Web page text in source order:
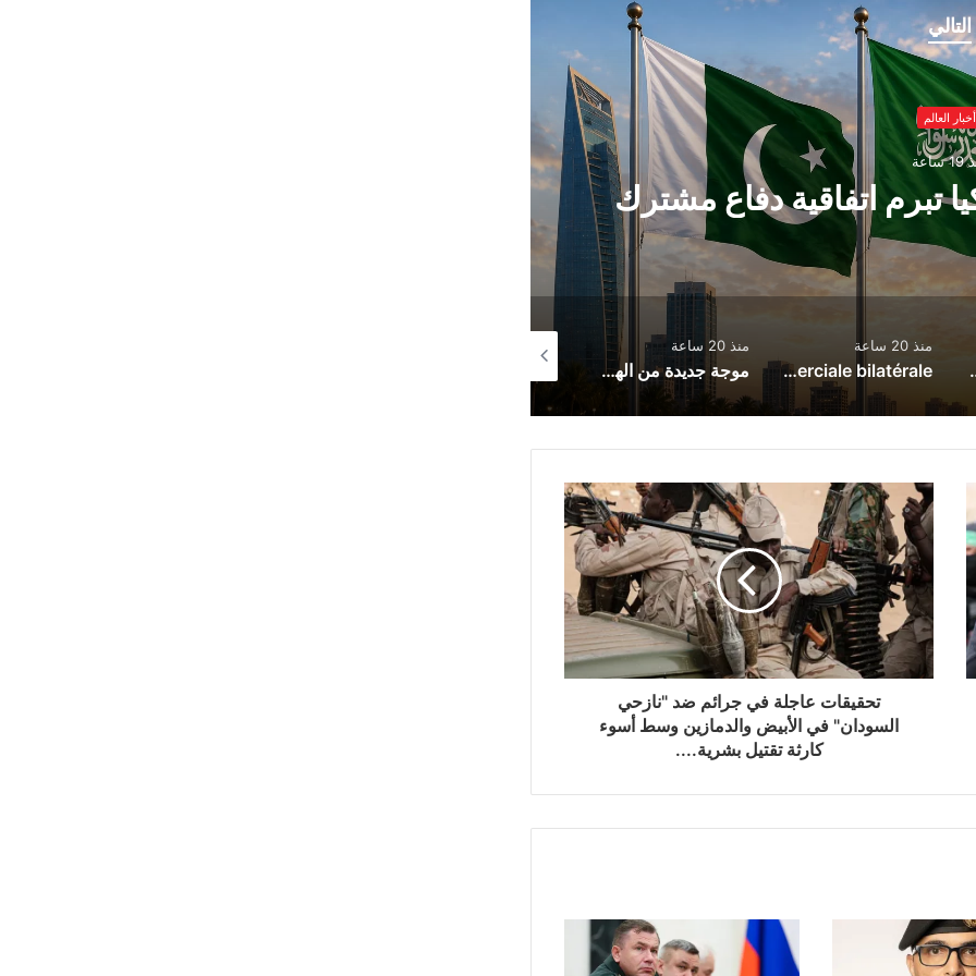
التالي
أخبار العالم
تبرم اتفاقية دفاع مشترك
Zionist Drone Attack
منذ 20 ساعة
Le nouvel accord de partenariat touristique entre l’Espagne et la Tunisie : un catalyseur de la coopération économique et de l’intégration commerciale bilatérale
منذ 20 ساعة
موجة جديدة من الهجمات الأوكرانية تضرب العمق الروسي.. حريق ضخم في يكاترينبورغ وإسقاط مئات المسيّرات
تحقيقات عاجلة في جرائم ضد "نازحي
السودان" في الأبيض والدمازين وسط أسوء
كارثة تقتيل بشرية....